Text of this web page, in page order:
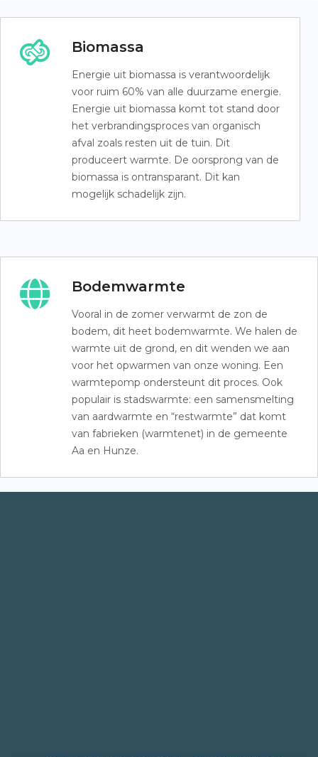
Biomassa
Energie uit biomassa is verantwoordelijk
voor ruim 60% van alle duurzame energie.
Energie uit biomassa komt tot stand door
het verbrandingsproces van organisch
afval zoals resten uit de tuin. Dit
produceert warmte. De oorsprong van de
biomassa is ontransparant. Dit kan
mogelijk schadelijk zijn.
Bodemwarmte
Vooral in de zomer verwarmt de zon de
bodem, dit heet bodemwarmte. We halen de
warmte uit de grond, en dit wenden we aan
voor het opwarmen van onze woning. Een
warmtepomp ondersteunt dit proces. Ook
populair is stadswarmte: een samensmelting
van aardwarmte en “restwarmte” dat komt
van fabrieken (warmtenet) in de gemeente
Aa en Hunze.